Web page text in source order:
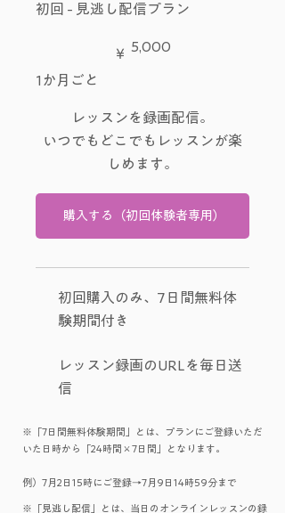
初回 - 見逃し配信プラン
￥ 5,000
1か月ごと
レッスンを録画配信。
いつでもどこでもレッスンが楽
しめます。
購入する（初回体験者専用）
初回購入のみ、7日間無料体
験期間付き
レッスン録画のURLを毎日送
信
※「7日間無料体験期間」とは、プランにご登録いただ
いた日時から「24時間×7日間」となります。
例）7月2日15時にご登録→7月9日14時59分まで
※「見逃し配信」とは、当日のオンラインレッスンの録